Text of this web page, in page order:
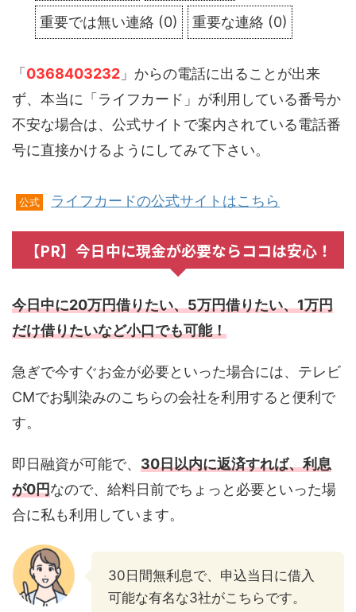
重要では無い連絡 (0) 重要な連絡 (0)
「0368403232 」からの電話に出ることが出来
ず、本当に「ライフカード」が利用している番号か
不安な場合は、公式サイトで案内されている電話番
号に直接かけるようにしてみて下さい。
公式 ライフカードの公式サイトはこちら
【PR】今日中に現金が必要ならココは安心！
今日中に20万円借りたい、5万円借りたい、1万円
だけ借りたいなど小口でも可能！
急ぎで今すぐお金が必要といった場合には、テレビ
CMでお馴染みのこちらの会社を利用すると便利で
す。
即日融資が可能で、 30日以内に返済すれば、利息
が0円なので、給料日前でちょっと必要といった場
合に私も利用しています。
30日間無利息で、申込当日に借入
可能な有名な3社がこちらです。